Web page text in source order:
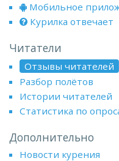
Мобильное
Курилка отвечает
Читатели
Отзывы читателей
Разбор полётов
Истории читателей
Статистика по
Дополнительно
Новости курения